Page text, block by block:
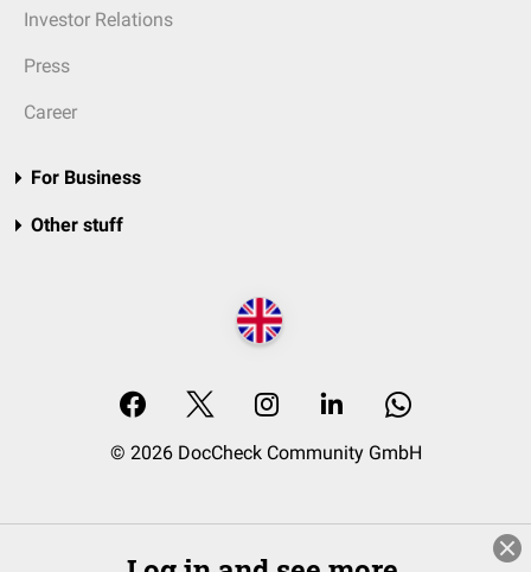
Investor Relations
Press
Career
For Business
Other stuff
© 2026 DocCheck Community GmbH